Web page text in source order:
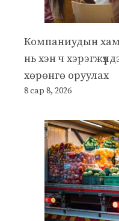
Компаниудын
нь хэн ч
хөрөнгө оруулах
8 сар 8, 2026